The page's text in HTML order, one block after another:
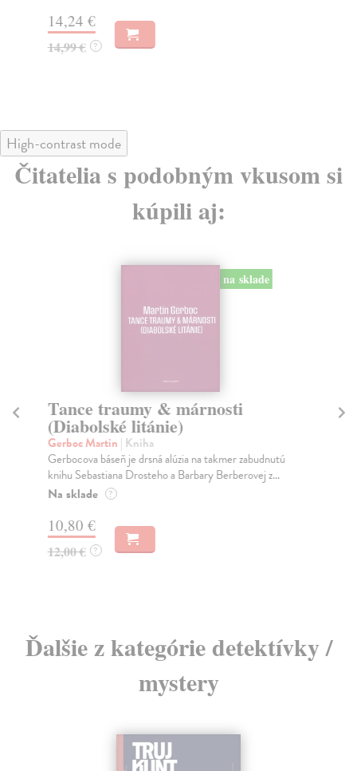
14,24 €
14,99 € ?
High-contrast mode
Čitatelia s podobným vkusom si
kúpili aj:
na sklade
Tance traumy & márnosti
(Diabolské litánie)
Gerboc Martin | Kniha
Gerbocova báseň je drsná alúzia na takmer zabudnutú
knihu Sebastiana Drosteho a Barbary Berberovej z...
Na sklade ?
10,80 €
12,00 € ?
Ďalšie z kategórie detektívky /
mystery